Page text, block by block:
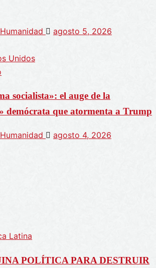
agosto 5, 2026
Unidos
socialista»: el auge de la
demócrata que atormenta a Trump
agosto 4, 2026
Latina
POLÍTICA PARA DESTRUIR